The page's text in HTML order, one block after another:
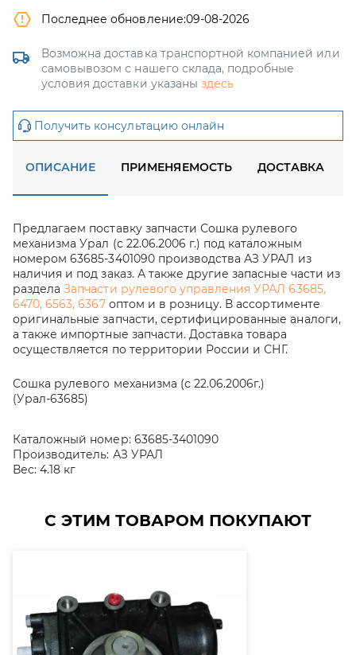
Последнее обновление:09-08-2026
Возможна доставка транспортной компанией или
самовывозом с нашего склада, подробные
условия доставки указаны здесь
Получить консультацию онлайн
ОПИСАНИЕ ПРИМЕНЯЕМОСТЬ ДОСТАВКА
Предлагаем поставку запчасти Сошка рулевого
механизма Урал (с 22.06.2006 г.) под каталожным
номером 63685-3401090 производства АЗ УРАЛ из
наличия и под заказ. А также другие запасные части из
разделаЗапчасти рулевого управления УРАЛ 63685,
6470, 6563, 6367оптом и в розницу. В ассортименте
оригинальные запчасти, сертифицированные аналоги,
а также импортные запчасти. Доставка товара
осуществляется по территории России и СНГ.
Сошка рулевого механизма (с 22.06.2006г.)
(Урал-63685)
Каталожный номер: 63685-3401090
Производитель: АЗ УРАЛ
Вес: 4.18 кг
С ЭТИМ ТОВАРОМ ПОКУПАЮТ